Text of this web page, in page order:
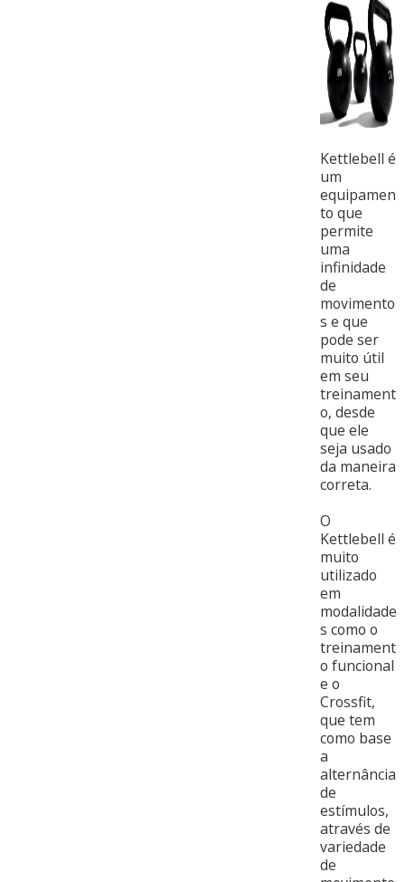
Kettlebell é
um
equipamen
to que
permite
uma
infinidade
de
movimento
s e que
pode ser
muito útil
em seu
treinament
o, desde
que ele
seja usado
da maneira
correta.
O
Kettlebell é
muito
utilizado
em
modalidade
s como o
treinament
o funcional
e o
Crossfit,
que tem
como base
a
alternância
de
estímulos,
através de
variedade
de